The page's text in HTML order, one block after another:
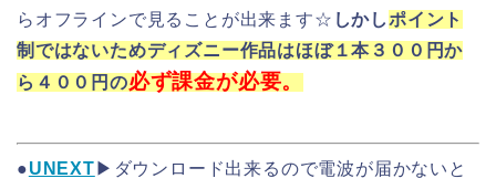
らオフラインで見ることが出来ます☆ しかしポイント
制ではないためディズニー作品はほぼ１本３００円か
ら４００円の必ず課金が必要。
●UNEXT ▶ダウンロード出来るので電波が届かないと